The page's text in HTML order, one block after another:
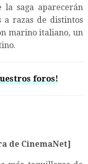
saga aparecerán
a razas de distintos
marino italiano, un
foros!
de CinemaNet]